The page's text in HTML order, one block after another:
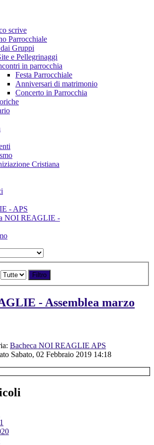
scrive
Parrocchiale
Gruppi
e Pellegrinaggi
in parrocchia
Festa Parrocchiale
Anniversari di matrimonio
Concerto in Parrocchia
Cristiana
- APS
NOI REAGLIE -
Filtro
- Assemblea marzo
Bacheca NOI REAGLIE APS
Sabato, 02 Febbraio 2019 14:18